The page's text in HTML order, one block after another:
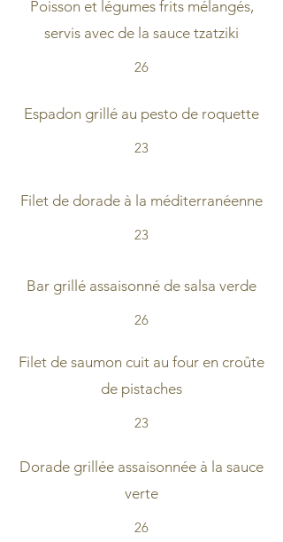
Poisson et légumes frits mélangés,
servis avec de la sauce tzatziki
26
Espadon grillé au pesto de roquette
23
Filet de dorade à la méditerranéenne
23
Bar grillé assaisonné de salsa verde
26
Filet de saumon cuit au four en croûte
de pistaches
23
Dorade grillée assaisonnée à la sauce
verte
26